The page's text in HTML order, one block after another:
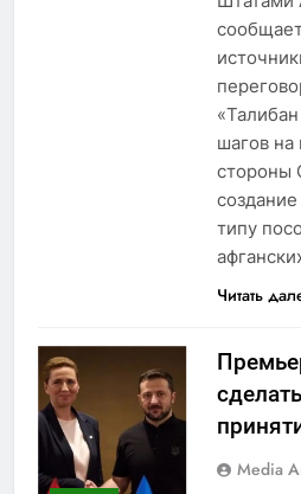
шагов на
стороны
типу
Читать
Media